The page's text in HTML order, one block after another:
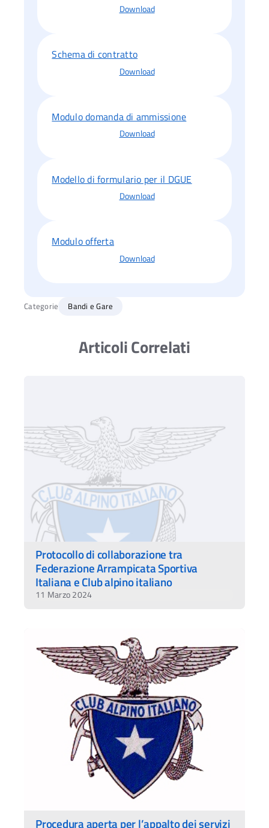
Download
Schema di contratto
Download
Modulo domanda di ammissione
Download
Modello di formulario per il DGUE
Download
Modulo offerta
Download
Categorie Bandi e Gare
Articoli Correlati
Protocollo di collaborazione tra
Federazione Arrampicata Sportiva
Italiana e Club alpino italiano
11 Marzo 2024
Procedura aperta per l’appalto dei servizi